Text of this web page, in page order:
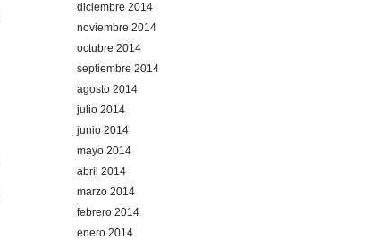
diciembre 2014
noviembre 2014
octubre 2014
septiembre 2014
agosto 2014
julio 2014
junio 2014
mayo 2014
abril 2014
marzo 2014
febrero 2014
enero 2014